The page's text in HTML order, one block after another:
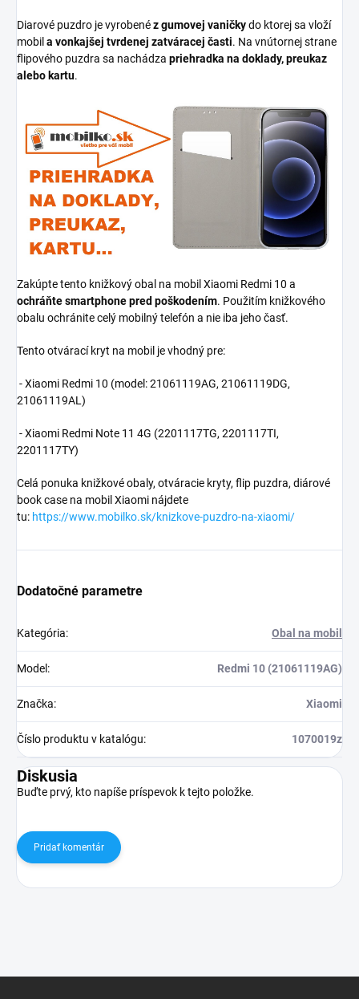
Diarové puzdro je vyrobenéz gumovej vaničkydo ktorej sa vloží
mobil a vonkajšej tvrdenej zatváracej časti. Na vnútornej strane
flipového puzdra sa nachádza priehradka na doklady, preukaz
alebo kartu.
Zakúpte tento knižkový obal na mobil Xiaomi Redmi 10 a
ochráňte smartphone pred poškodením. Použitím knižkového
obalu ochránite celý mobilný telefón a nie iba jeho časť.
Tento otvárací kryt na mobil je vhodný pre:
- Xiaomi Redmi 10 (model:21061119AG, 21061119DG,
21061119AL)
- Xiaomi Redmi Note 11 4G (2201117TG, 2201117TI,
2201117TY)
Celá ponuka knižkové obaly, otváracie kryty, flip puzdra, diárové
book case na mobil Xiaomi nájdete
tu: https://www.mobilko.sk/knizkove-puzdro-na-xiaomi/
Dodatočné parametre
Kategória: Obal na mobil
Model : Redmi 10 (21061119AG)
Značka: Xiaomi
Číslo produktu v katalógu: 1070019z
Diskusia
Buďte prvý, kto napíše príspevok k tejto položke.
Pridať komentár